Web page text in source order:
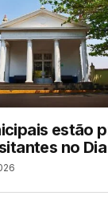
estão
no